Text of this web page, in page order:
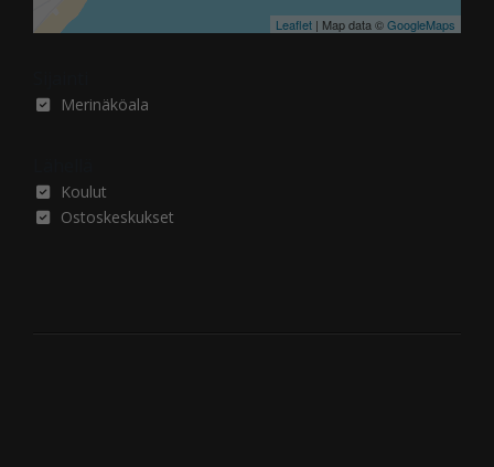
Leaflet | Map data ©GoogleMaps
Merinäköala
Koulut
Ostoskeskukset